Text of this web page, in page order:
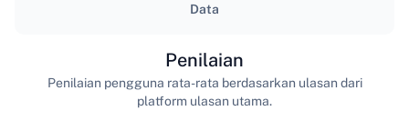
Data
Penilaian
Penilaian pengguna rata-rata berdasarkan ulasan dari
platform ulasan utama.